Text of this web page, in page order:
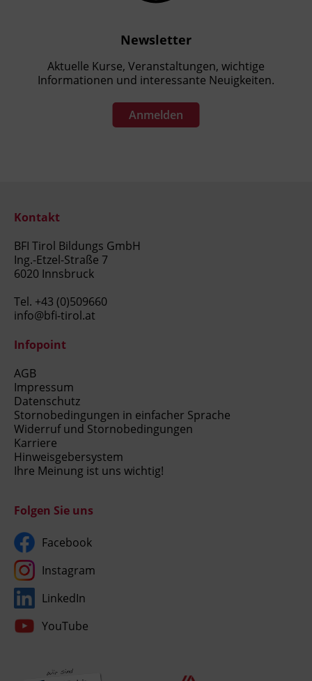
Newsletter
Aktuelle Kurse, Veranstaltungen, wichtige
Informationen und interessante Neuigkeiten.
Anmelden
Kontakt
BFI Tirol Bildungs GmbH
Ing.-Etzel-Straße 7
6020 Innsbruck
Tel. +43 (0)509660
info@bfi-tirol.at
Infopoint
AGB
Impressum
Datenschutz
Stornobedingungen in einfacher Sprache
Widerruf und Stornobedingungen
Karriere
Hinweisgebersystem
Ihre Meinung ist uns wichtig!
Folgen Sie uns
Facebook
Instagram
LinkedIn
YouTube